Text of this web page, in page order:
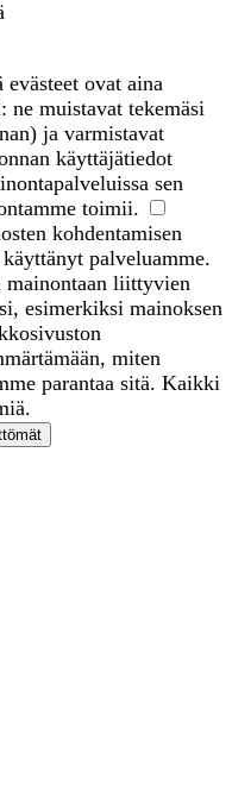
evästeet ovat aina
muistavat tekemäsi
ja varmistavat
käyttäjätiedot
sen
toimii.
kohdentamisen
palveluamme.
mainontaan liittyvien
esimerkiksi mainoksen
miten
parantaa sitä. Kaikki